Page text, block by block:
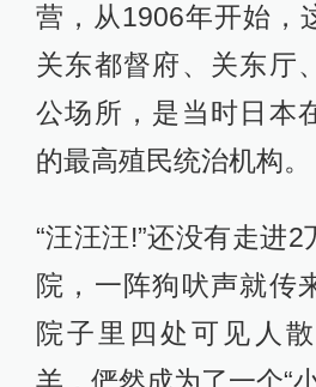
营，从1906年开始，
关东都督府、关东厅
公场所，是当时日本
的最高殖民统治机构。
“汪汪汪!”还没有走进
院，一阵狗吠声就传
院子里四处可见人散